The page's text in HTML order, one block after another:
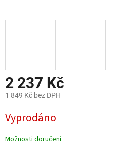
2 237 Kč
1 849 Kč bez DPH
cena:
Vyprodáno
Možnosti doručení